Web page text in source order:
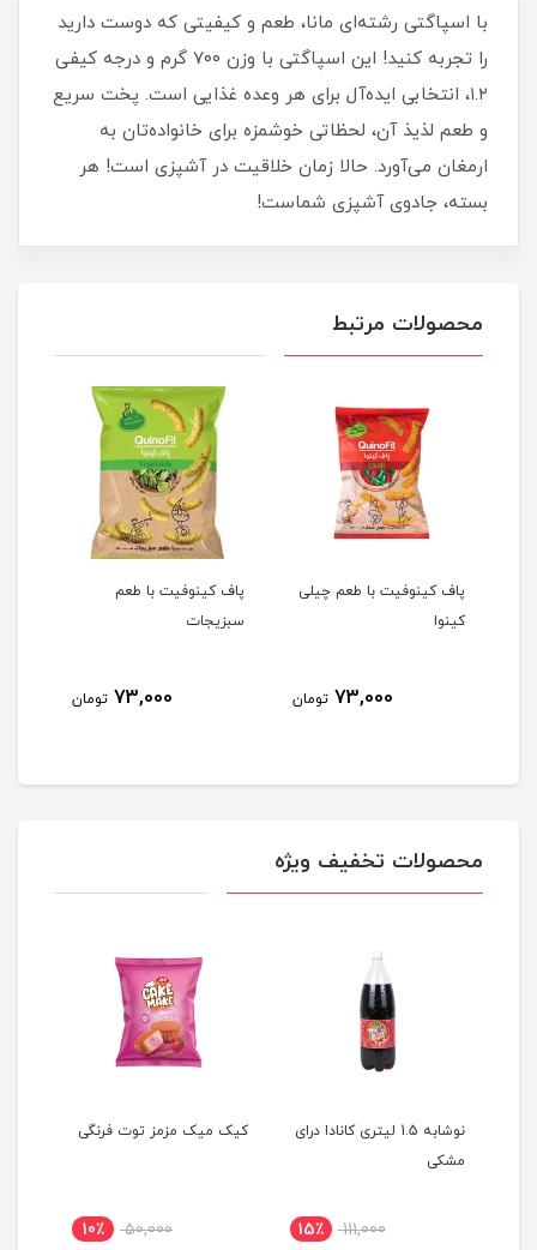
با اسپاگتی رشته‌ای مانا، طعم و کیفیتی که دوست دارید
را تجربه کنید! این اسپاگتی با وزن ۷۰۰ گرم و درجه کیفی
۱.۲، انتخابی ایده‌آل برای هر وعده غذایی است. پخت سریع
و طعم لذیذ آن، لحظاتی خوشمزه برای خانواده‌تان به
ارمغان می‌آورد. حالا زمان خلاقیت در آشپزی است! هر
بسته، جادوی آشپزی شماست!
محصولات مرتبط
پاف کینوفیت با طعم چیلی
کینوا
73,000 تومان
پاف کینوفیت با طعم
سبزیجات
73,000 تومان
محصولات تخفیف ویژه
نوشابه 1.5 لیتری کانادا درای
مشکی
111,000 15٪
کیک میک مزمز توت فرنگی
50,000 10٪